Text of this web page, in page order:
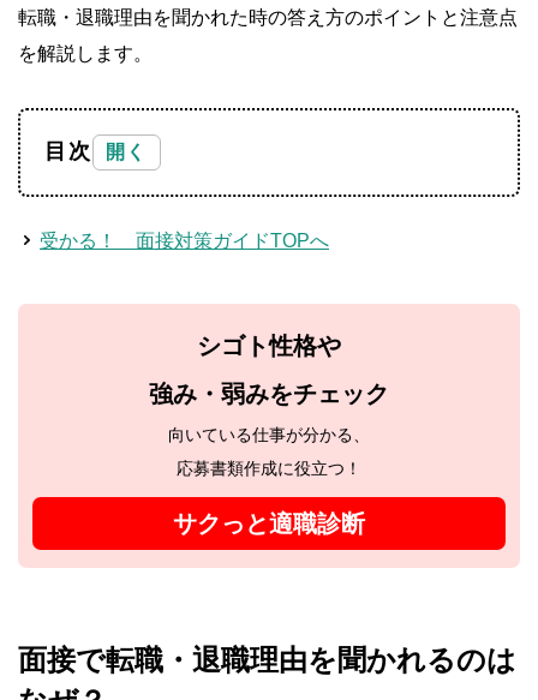
転職・退職理由を聞かれた時の答え方のポイントと注意点
を解説します。
目次
受かる！ 面接対策ガイドTOPへ
シゴト性格や
強み・弱みをチェック
向いている仕事が分かる、
応募書類作成に役立つ！
サクっと適職診断
面接で転職・退職理由を聞かれるのは